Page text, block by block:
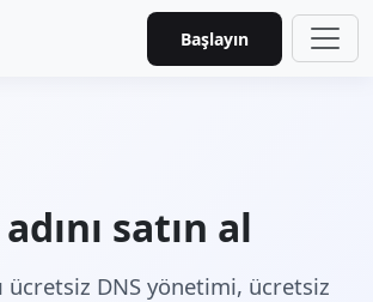
Başlayın
satın al
ücretsiz DNS yönetimi, ücretsiz